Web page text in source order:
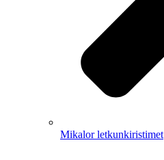
Mikalor letkunkiristimet